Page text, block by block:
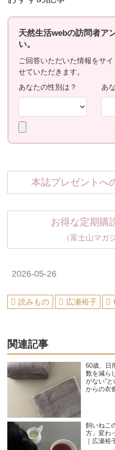
本誌プレゼントへ
お得な定期購
（富士山マガ
2026-05-26
読みもの 広瀬裕子
関連記事
60歳、日
数を減ら
がない”
からの衣
飼いねこ
方」変わ
｜広瀬裕